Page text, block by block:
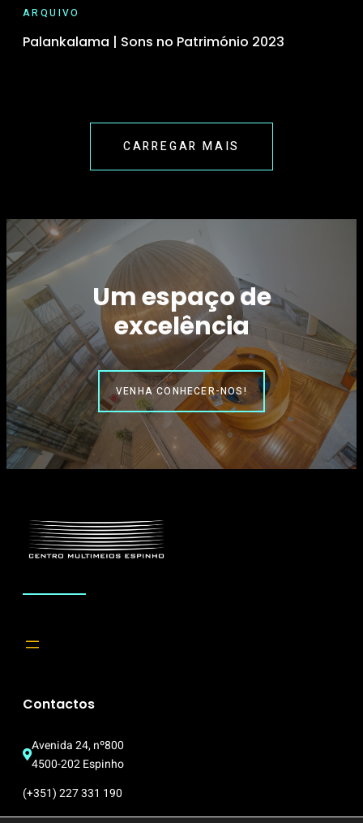
ARQUIVO
Palankalama | Sons no Património 2023
CARREGAR MAIS
Um espaço de
excelência
VENHA CONHECER-NOS!
Contactos
Avenida 24, nº800
4500-202 Espinho
(+351) 227 331 190